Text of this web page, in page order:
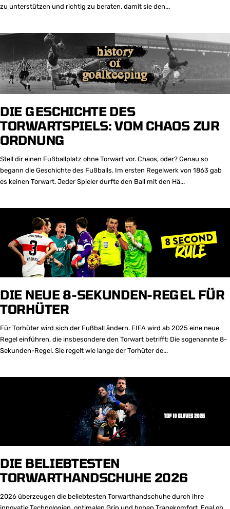
zu unterstützen und richtig zu beraten, damit sie den...
DIE GESCHICHTE DES
TORWARTSPIELS: VOM CHAOS ZUR
ORDNUNG
Stell dir einen Fußballplatz ohne Torwart vor. Chaos, oder? Genau so
begann die Geschichte des Fußballs. Im ersten Regelwerk von 1863 gab
es keinen Torwart. Jeder Spieler durfte den Ball mit den Hä...
DIE NEUE 8-SEKUNDEN-REGEL FÜR
TORHÜTER
Für Torhüter wird sich der Fußball ändern. FIFA wird ab 2025 eine neue
Regel einführen, die insbesondere den Torwart betrifft: Die sogenannte 8-
Sekunden-Regel. Sie regelt wie lange der Torhüter de...
DIE BELIEBTESTEN
TORWARTHANDSCHUHE 2026
2026 überzeugen die beliebtesten Torwarthandschuhe durch ihre